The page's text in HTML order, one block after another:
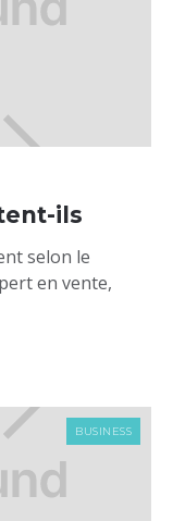
ils
selon le
en vente,
BUSINESS